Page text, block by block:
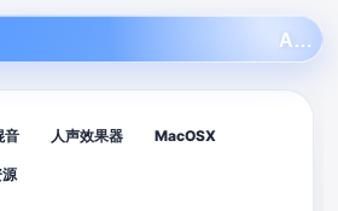
音 人声效果器 MacOSX
AI人声混音插件！iZotope Nectar Plus v3.9.0 WIN&MAC